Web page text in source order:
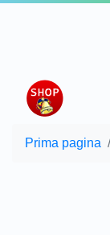
Prima pagina